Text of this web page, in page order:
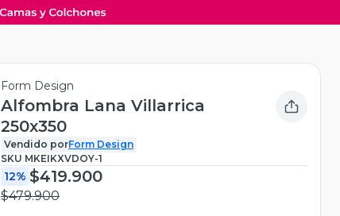
Form Design
Alfombra Lana Villarrica
250x350
Vendido porForm Design
SKU MKEIKXVDOY-1
12% $419.900
$479.900